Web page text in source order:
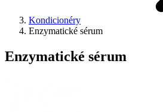
Kondicionéry
Enzymatické sérum
Enzymatické sérum